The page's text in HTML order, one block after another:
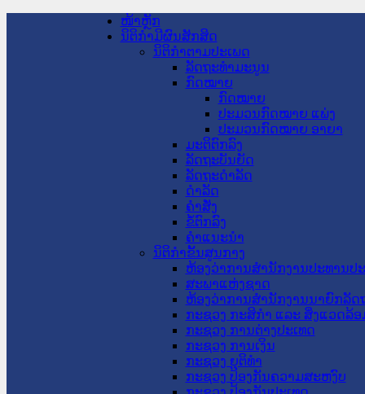
ໜ້າຫຼັກ
ນິຕິກໍາມີຜົນສັກສິດ
ນິຕິກໍາຕາມປະເພດ
ລັດຖະທໍາມະນູນ
ກົດໝາຍ
ກົດໝາຍ
ປະມວນກົດໝາຍ ແພ່ງ
ປະມວນກົດໝາຍ ອາຍາ
ມະຕິຕົກລົງ
ລັດຖະບັນຍັດ
ລັດຖະດໍາລັດ
ດໍາລັດ
ຄໍາສັ່ງ
ຂໍ້ຕົກລົງ
ຄໍາແນະນໍາ
ນິຕິກໍາຂັ້ນສູນກາງ
ຫ້ອງວ່າການສໍານັກງານປະທານປ
ສະພາແຫ່ງຊາດ
ຫ້ອງວ່າການສຳນັກງານນາຍົກລັດ
ກະຊວງ ກະສິກຳ ແລະ ສິ່ງແວດລ້ອ
ກະຊວງ ການຕ່າງປະເທດ
ກະຊວງ ການເງິນ
ກະຊວງ ຍຸຕິທໍາ
ກະຊວງ ປ້ອງກັນຄວາມສະຫງົບ